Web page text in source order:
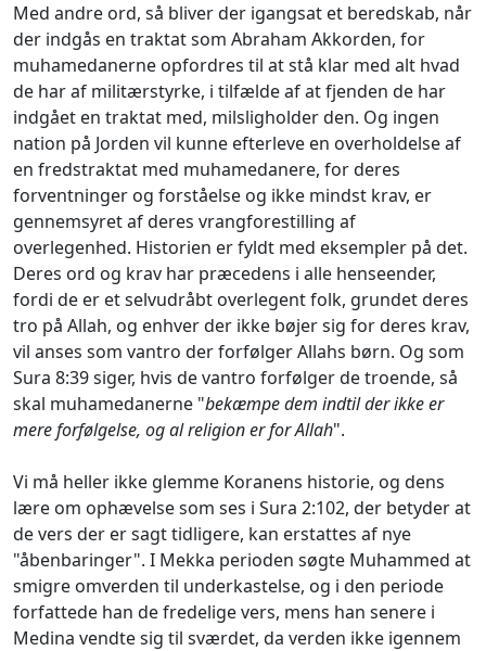
Med andre ord, så bliver der igangsat et beredskab, når
der indgås en traktat som Abraham Akkorden, for
muhamedanerne opfordres til at stå klar med alt hvad
de har af militærstyrke, i tilfælde af at fjenden de har
indgået en traktat med, milsligholder den. Og ingen
nation på Jorden vil kunne efterleve en overholdelse af
en fredstraktat med muhamedanere, for deres
forventninger og forståelse og ikke mindst krav, er
gennemsyret af deres vrangforestilling af
overlegenhed. Historien er fyldt med eksempler på det.
Deres ord og krav har præcedens i alle henseender,
fordi de er et selvudråbt overlegent folk, grundet deres
tro på Allah, og enhver der ikke bøjer sig for deres krav,
vil anses som vantro der forfølger Allahs børn. Og som
Sura 8:39 siger, hvis de vantro forfølger de troende, så
skal muhamedanerne "bekæmpe dem indtil der ikke er
mere forfølgelse, og al religion er for Allah".
Vi må heller ikke glemme Koranens historie, og dens
lære om ophævelse som ses i Sura 2:102, der betyder at
de vers der er sagt tidligere, kan erstattes af nye
"åbenbaringer". I Mekka perioden søgte Muhammed at
smigre omverden til underkastelse, og i den periode
forfattede han de fredelige vers, mens han senere i
Medina vendte sig til sværdet, da verden ikke igennem